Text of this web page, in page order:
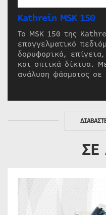
Kathrein MSK 150
Το MSK 150 της
επαγγελματικό
δορυφορικά,
και οπτικά δίκτυα.
ανάλυση φάσματος σε
ΣΕ